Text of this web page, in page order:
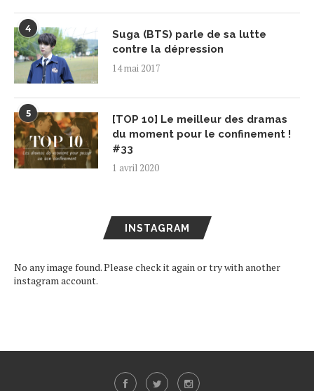
4
Suga (BTS) parle de sa lutte
contre la dépression
14 mai 2017
5
[TOP 10] Le meilleur des dramas
du moment pour le confinement !
#33
1 avril 2020
INSTAGRAM
No any image found. Please check it again or try with another
instagram account.